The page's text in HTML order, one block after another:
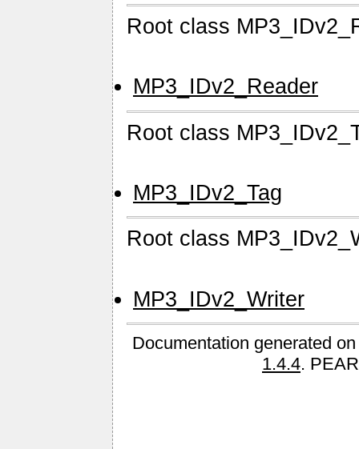
Root class
MP3_IDv2_Reader
Root class
MP3_IDv2_Tag
Root class
MP3_IDv2_Writer
Documentation generated
1.4.4.